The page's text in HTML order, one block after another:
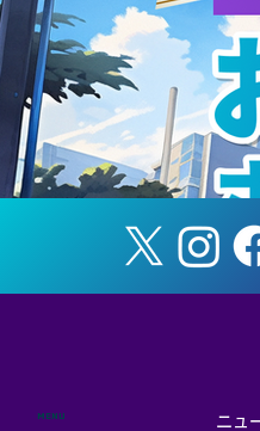
『全日本大学選抜
ー選出のお知らせ
ニュ
MENU